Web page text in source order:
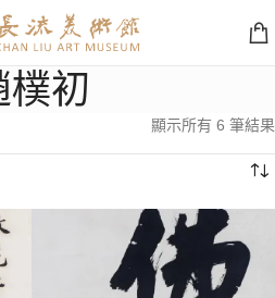
樸初
顯示所有 6 筆結果